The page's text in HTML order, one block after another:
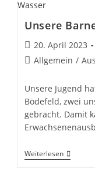
Unsere
Beitrag
veröffentlicht:
20. April 2023
Beitrags-
Allgemein /
Unsere Jugend
Bödefeld, zwei
gebracht. Damit
WeiterlesenUnsere